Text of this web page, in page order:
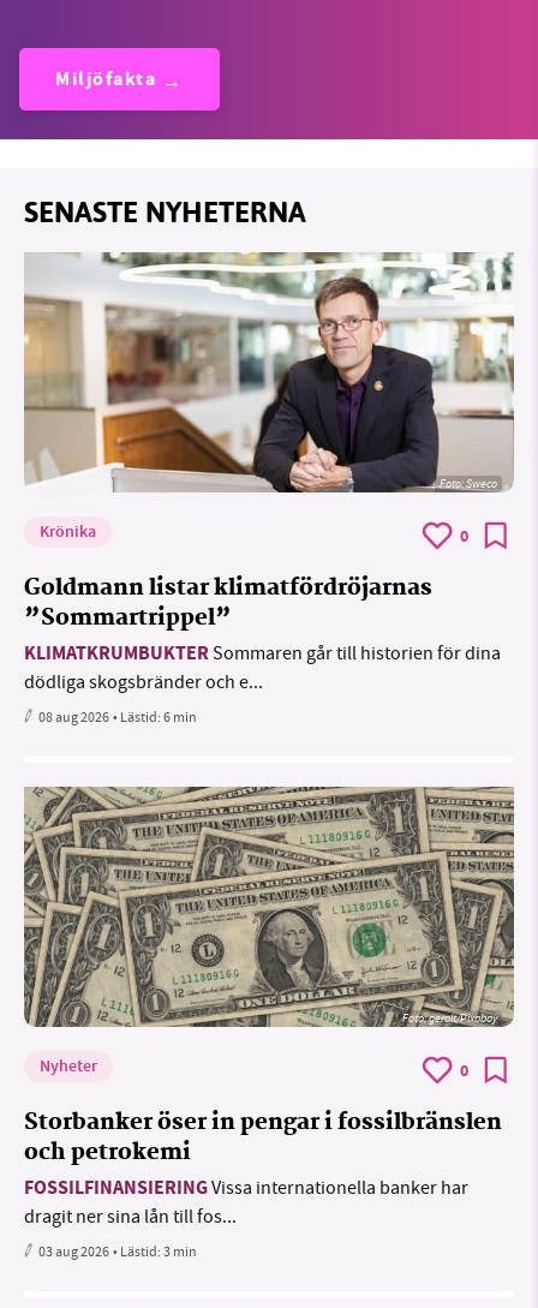
Miljöfakta
SENASTE NYHETERNA
Foto: Sweco
Krönika 0
Goldmann listar klimatfördröjarnas
”Sommartrippel”
KLIMATKRUMBUKTERSommaren går till historien för dina
dödliga skogsbränder och e...
08 aug 2026• Lästid:6 min
Foto:geralt/Pixabay
Nyheter 0
Storbanker öser in pengar i fossilbränslen
och petrokemi
FOSSILFINANSIERINGVissa internationella banker har
dragit ner sina lån till fos...
03 aug 2026• Lästid:3 min